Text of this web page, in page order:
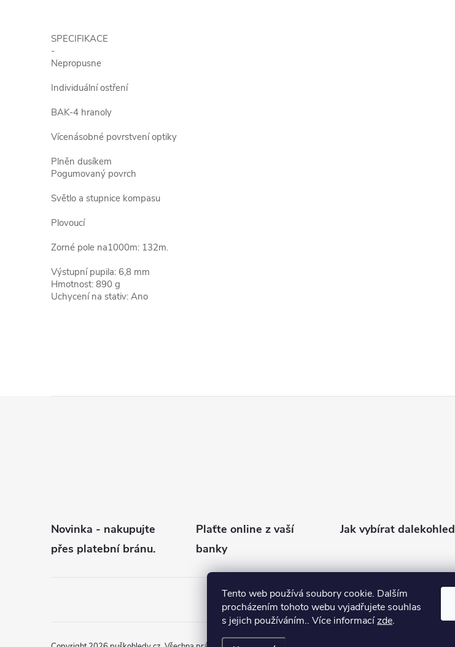
Tento web používá soubory cookie. Dalším
procházením tohoto webu vyjadřujete souhlas
s jejich používáním.. Více informacízde.
SPECIFIKACE
-
Nepropusne
Individuální ostření
BAK-4 hranoly
Vícenásobné povrstvení optiky
Plněn dusíkem
Pogumovaný povrch
Světlo a stupnice kompasu
Plovoucí
Zorné pole na1000m: 132m.
Výstupní pupila: 6,8 mm
Hmotnost: 890 g
Uchycení na stativ: Ano
Novinka - nakupujte
přes platební bránu.
Plaťte online z vaší
banky
Jak vybírat dalekohled